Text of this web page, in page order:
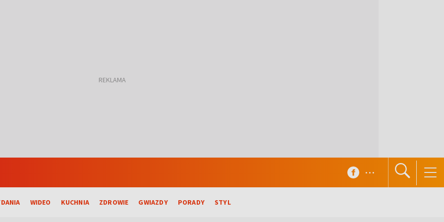
WIDEO KUCHNIA ZDROWIE GWIAZDY PORADY STYL
...